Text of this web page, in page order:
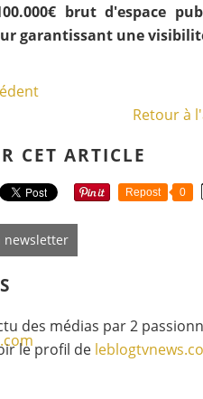
brut d'espace
garantissant une
Retour à
CET ARTICLE
Repost 0
newsletter
des médias par 2
le profil de